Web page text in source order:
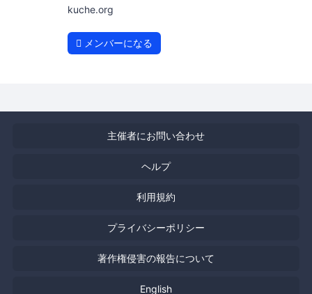
kuche.org
メンバーになる
主催者にお問い合わせ
ヘルプ
利用規約
プライバシーポリシー
著作権侵害の報告について
English